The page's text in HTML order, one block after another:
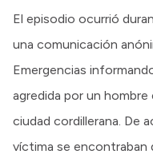
El episodio ocurrió
una comunicación
Emergencias
agredida por un
ciudad cordillerana. De
víctima se encontraban